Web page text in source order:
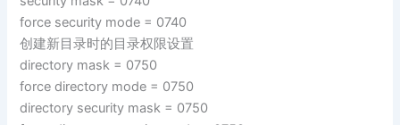
force security mode = 0740
创建新目录时的目录权限设置
directory mask = 0750
force directory mode = 0750
directory security mask = 0750